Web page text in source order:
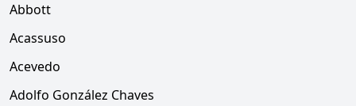
Abbott
Acassuso
Acevedo
Adolfo González Chaves